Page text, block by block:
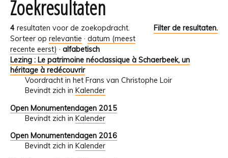
Zoekresultaten
4 resultaten voor de zoekopdracht.
Filter de resultaten.
Sorteer op relevantie · datum (meest
recente eerst) · alfabetisch
Lezing : Le patrimoine néoclassique à Schaerbeek, un
héritage à redécouvrir
Voordracht in het Frans van Christophe Loir
Bevindt zich in Kalender
Open Monumentendagen 2015
Bevindt zich in Kalender
Open Monumentendagen 2016
Bevindt zich in Kalender